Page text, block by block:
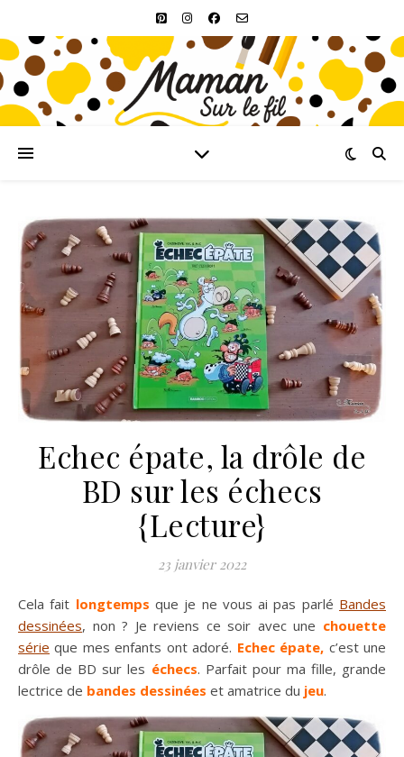
Echec épate, la drôle de
BD sur les échecs
{Lecture}
23 janvier 2022
Cela fait longtemps que je ne vous ai pas parlé Bandes
dessinées, non ? Je reviens ce soir avec une chouette
série que mes enfants ont adoré. Echec épate, c’est une
drôle de BD sur les échecs. Parfait pour ma fille, grande
lectrice de bandes dessinées et amatrice du jeu.